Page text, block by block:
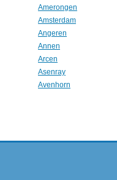
Amerongen
Amsterdam
Angeren
Annen
Arcen
Asenray
Avenhorn